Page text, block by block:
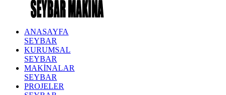
ANASAYFA
SEYBAR
KURUMSAL
SEYBAR
MAKİNALAR
SEYBAR
PROJELER